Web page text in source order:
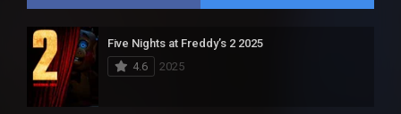
Five Nights at Freddy’s 2 2025
4.6
2025